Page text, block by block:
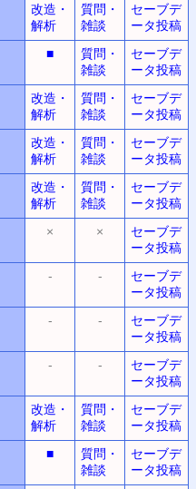
改造・
解析
質問・
雑談
セーブデ
ータ投稿
■
質問・
雑談
セーブデ
ータ投稿
改造・
解析
質問・
雑談
セーブデ
ータ投稿
改造・
解析
質問・
雑談
セーブデ
ータ投稿
改造・
解析
質問・
雑談
セーブデ
ータ投稿
× ×
セーブデ
ータ投稿
- -
セーブデ
ータ投稿
- -
セーブデ
ータ投稿
- -
セーブデ
ータ投稿
改造・
解析
質問・
雑談
セーブデ
ータ投稿
■
質問・
雑談
セーブデ
ータ投稿